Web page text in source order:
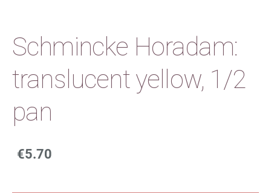
Schmincke Horadam:
translucent yellow, 1/2
pan
€5.70